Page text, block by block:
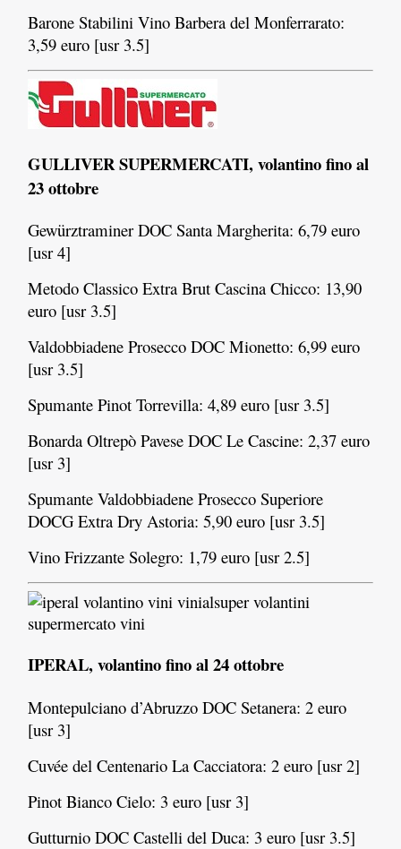
Barone Stabilini Vino Barbera del Monferrarato:
3,59 euro [usr 3.5]
GULLIVER SUPERMERCATI, volantino fino al
23 ottobre
Gewürztraminer DOC Santa Margherita: 6,79 euro
[usr 4]
Metodo Classico Extra Brut Cascina Chicco: 13,90
euro [usr 3.5]
Valdobbiadene Prosecco DOC Mionetto: 6,99 euro
[usr 3.5]
Spumante Pinot Torrevilla: 4,89 euro [usr 3.5]
Bonarda Oltrepò Pavese DOC Le Cascine: 2,37 euro
[usr 3]
Spumante Valdobbiadene Prosecco Superiore
DOCG Extra Dry Astoria: 5,90 euro [usr 3.5]
Vino Frizzante Solegro: 1,79 euro [usr 2.5]
IPERAL, volantino fino al 24 ottobre
Montepulciano d’Abruzzo DOC Setanera: 2 euro
[usr 3]
Cuvée del Centenario La Cacciatora: 2 euro [usr 2]
Pinot Bianco Cielo: 3 euro [usr 3]
Gutturnio DOC Castelli del Duca: 3 euro [usr 3.5]